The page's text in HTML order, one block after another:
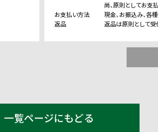
尚、原則としてお支
お支払い方法
現金、お振込み、各
返品
返品は原則として受
一覧ページにもどる